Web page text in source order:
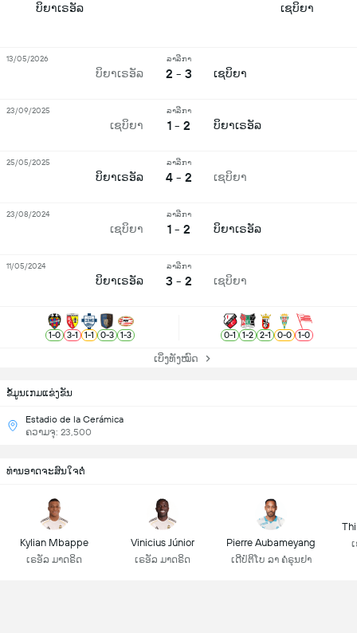
ຂ້ໍມູນເກມແຂ່ງຂັນ
Estadio de la Cerámica
ຄວາມຈຸ: 23,500
ບິຍາເຣອັລ ເຊບິຍາ
ບິຍາເຣອັລ
ລາລີກາ
2 - 3 ເຊບິຍາ
13/05/2026
ເຊບິຍາ
ລາລີກາ
1 - 2 ບິຍາເຣອັລ
23/09/2025
ບິຍາເຣອັລ
ລາລີກາ
4 - 2 ເຊບິຍາ
25/05/2025
ເຊບິຍາ
ລາລີກາ
1 - 2 ບິຍາເຣອັລ
23/08/2024
ບິຍາເຣອັລ
ລາລີກາ
3 - 2 ເຊບິຍາ
11/05/2024
1-0 3-1 1-1 0-3 1-3 0-1 1-2 2-1 0-0 1-0
ເບິ່ງທັງໝົດ
ທ່ານອາດຈະສົນໃຈຕໍ່
Kylian Mbappe
ເຣອັລ ມາດຣິດ
Vinicius Júnior
ເຣອັລ ມາດຣິດ
Pierre Aubameyang
ເດີປໍຕິໂບ ລາ ຄໍຣຸນຢາ